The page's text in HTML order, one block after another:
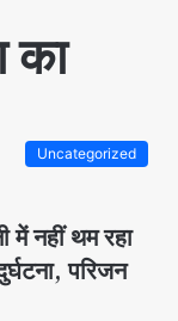
का
Uncategorized
में नहीं थम रहा
परिजन